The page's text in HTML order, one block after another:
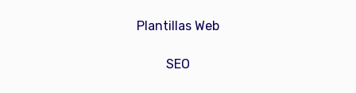
Plantillas Web
SEO